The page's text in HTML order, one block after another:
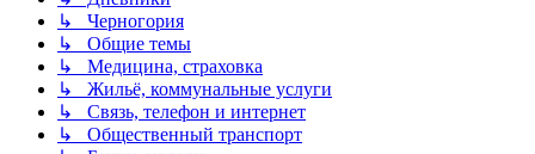
↳ Черногория
↳ Общие темы
↳ Медицина, страховка
↳ Жильё, коммунальные услуги
↳ Связь, телефон и интернет
↳ Общественный транспорт